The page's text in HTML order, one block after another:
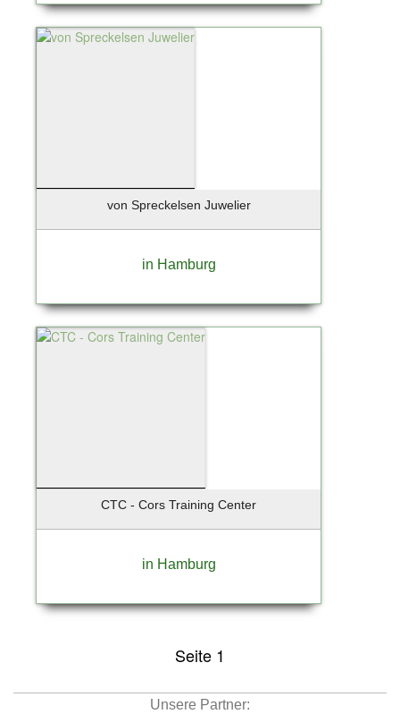
von Spreckelsen Juwelier
in Hamburg
CTC - Cors Training Center
in Hamburg
Seite 1
Unsere Partner: